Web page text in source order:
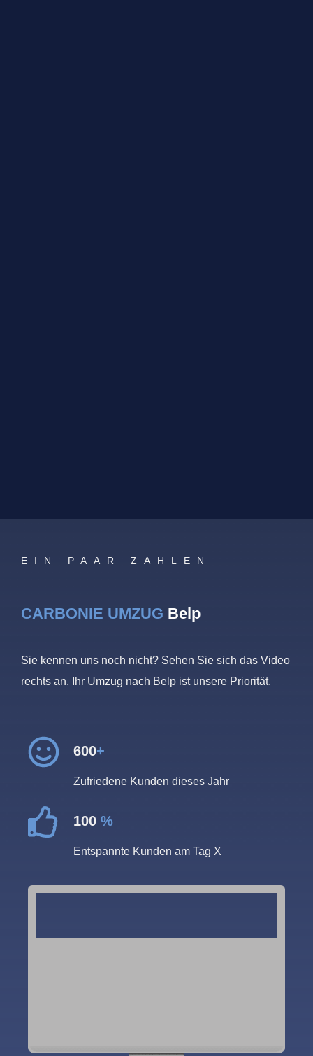
EIN PAAR ZAHLEN
CARBONIE UMZUG Belp
Sie kennen uns noch nicht? Sehen Sie sich das Video
rechts an. Ihr Umzug nach Belp ist unsere Priorität.
600+
Zufriedene Kunden dieses Jahr
100 %
Entspannte Kunden am Tag X